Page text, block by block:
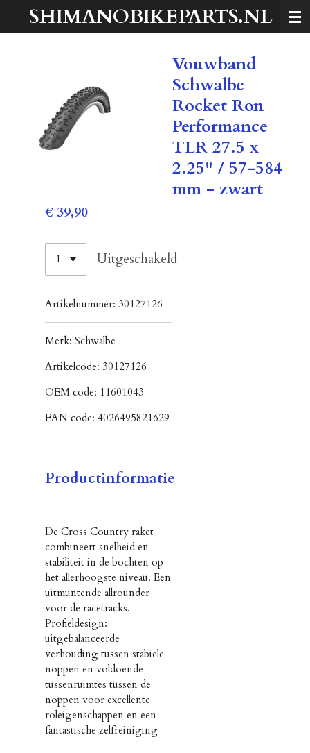
SHIMANOBIKEPARTS.NL
Vouwband
Schwalbe
Rocket Ron
Performance
TLR 27.5 x
2.25" / 57-584
mm - zwart
€ 39,90
Uitgeschakeld
Artikelnummer: 30127126
Merk: Schwalbe
Artikelcode: 30127126
OEM code: 11601043
EAN code: 4026495821629
Productinformatie
De Cross Country raket
combineert snelheid en
stabiliteit in de bochten op
het allerhoogste niveau. Een
uitmuntende allrounder
voor de racetracks.
Profieldesign:
uitgebalanceerde
verhouding tussen stabiele
noppen en voldoende
tussenruimtes tussen de
noppen voor excellente
roleigenschappen en een
fantastische zelfreiniging